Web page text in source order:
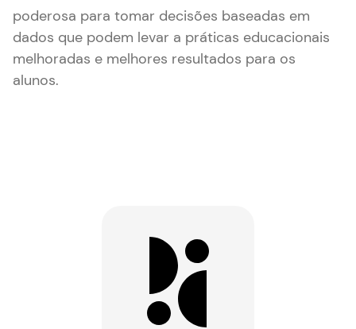
poderosa para tomar decisões baseadas em
dados que podem levar a práticas educacionais
melhoradas e melhores resultados para os
alunos.